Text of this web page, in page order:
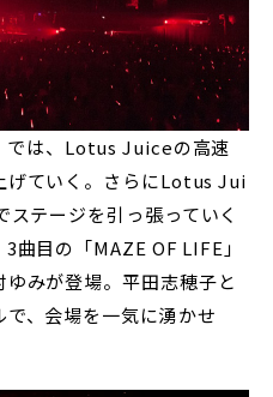
は、Lotus Juiceの高速
げていく。さらにLotus Jui
テージを引っ張っていく
曲目の「MAZE OF LIFE」
みが登場。平田志穂子と
、会場を一気に湧かせ